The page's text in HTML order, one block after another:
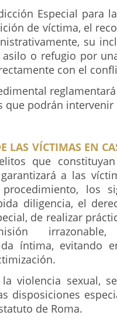
Especial para
de víctima, el
su
o refugio por
con el
podrán intervenir
LAS VÍCTIMAS EN
que
a las
los
diligencia, el
de realizar
íntima, evitando
violencia sexual,
disposiciones
de Roma.